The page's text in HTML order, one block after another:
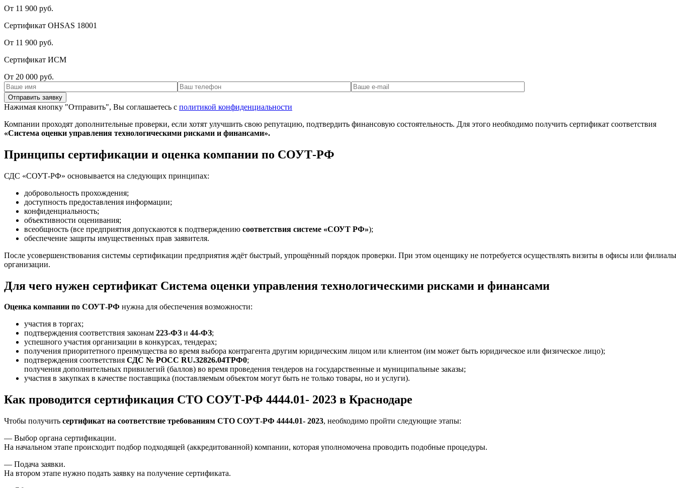
От 11 900 руб.
Сертификат OHSAS 18001
От 11 900 руб.
Сертификат ИСМ
От 20 000 руб.
Нажимая кнопку "Отправить", Вы соглашаетесь с политикой конфиденциальности
Компании проходят дополнительные проверки, если хотят улучшить свою репутацию, подтвердить финансовую состоятельность. Для этого необходимо получить сертификат соответствия
«Система оценки управления технологическими рисками и финансами».
Принципы сертификации и оценка компании по СОУТ-РФ
СДС «СОУТ-РФ» основывается на следующих принципах:
добровольность прохождения;
доступность предоставления информации;
конфиденциальность;
объективности оценивания;
всеобщность (все предприятия допускаются к подтверждению соответствия системе «СОУТ РФ»);
обеспечение защиты имущественных прав заявителя.
После усовершенствования системы сертификации предприятия ждёт быстрый, упрощённый порядок проверки. При этом оценщику не потребуется осуществлять визиты в офисы или филиалы
организации.
Для чего нужен сертификат Система оценки управления технологическими рисками и финансами
Оценка компании по СОУТ-РФ нужна для обеспечения возможности:
участия в торгах;
подтверждения соответствия законам 223-ФЗ и 44-ФЗ;
успешного участия организации в конкурсах, тендерах;
получения приоритетного преимущества во время выбора контрагента другим юридическим лицом или клиентом (им может быть юридическое или физическое лицо);
подтверждения соответствия СДС № РОСС RU.З2826.04ТРФ0;
получения дополнительных привилегий (баллов) во время проведения тендеров на государственные и муниципальные заказы;
участия в закупках в качестве поставщика (поставляемым объектом могут быть не только товары, но и услуги).
Как проводится сертификация СТО СОУТ-РФ 4444.01- 2023 в Краснодаре
Чтобы получить сертификат на соответствие требованиям СТО СОУТ-РФ 4444.01- 2023, необходимо пройти следующие этапы:
— Выбор органа сертификации.
На начальном этапе происходит подбор подходящей (аккредитованной) компании, которая уполномочена проводить подобные процедуры.
— Подача заявки.
На втором этапе нужно подать заявку на получение сертификата.